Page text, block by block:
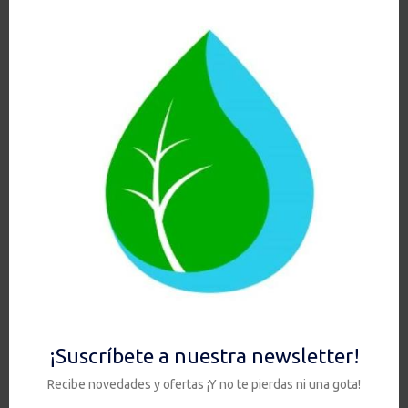
Buscar
EN TODOS NUESTROS EQUIPOS:
Categorías del producto